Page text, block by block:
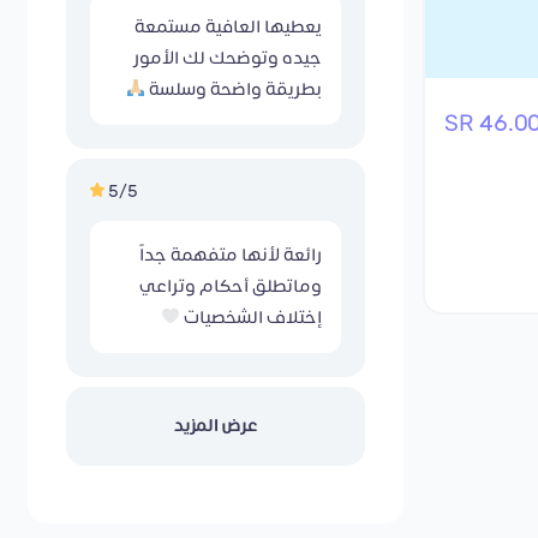
46.00
يعطيها العافية مستمعة
جيده وتوضحك لك الأمور
بطريقة واضحة وسلسة
5/5
رائعة لأنها متفهمة جداً
وماتطلق أحكام وتراعي
إختلاف الشخصيات
عرض المزيد